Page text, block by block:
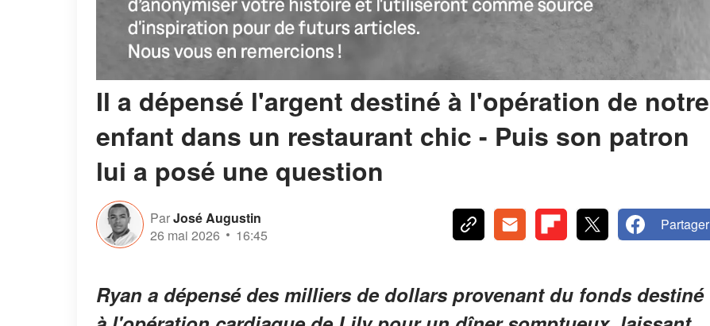
Il a dépensé l'argent destiné à l'opération de notre
enfant dans un restaurant chic - Puis son patron
lui a posé une question
ParJosé Augustin
26 mai 2026
16:45
Partager
Ryan a dépensé des milliers de dollars provenant du fonds destiné